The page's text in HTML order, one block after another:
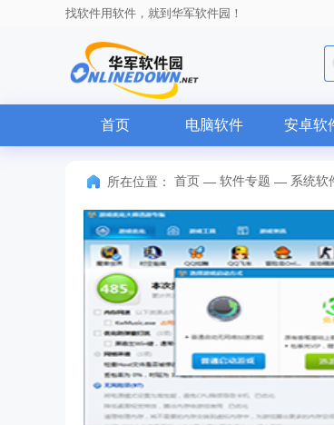
找软件用软件，就到华军软件园！
首页 电脑软件 安卓软
所在位置： 首页 — 软件专题 — 系统软